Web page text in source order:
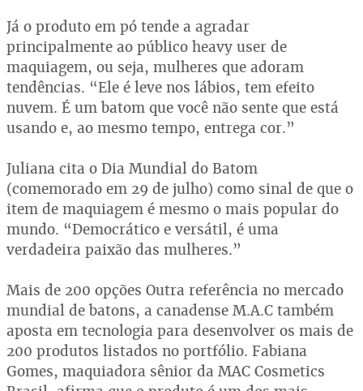
Já o produto em pó tende a agradar
principalmente ao público heavy user de
maquiagem, ou seja, mulheres que adoram
tendências. “Ele é leve nos lábios, tem efeito
nuvem. É um batom que você não sente que está
usando e, ao mesmo tempo, entrega cor.”
Juliana cita o Dia Mundial do Batom
(comemorado em 29 de julho) como sinal de que o
item de maquiagem é mesmo o mais popular do
mundo. “Democrático e versátil, é uma
verdadeira paixão das mulheres.”
Mais de 200 opções Outra referência no mercado
mundial de batons, a canadense M.A.C também
aposta em tecnologia para desenvolver os mais de
200 produtos listados no portfólio. Fabiana
Gomes, maquiadora sênior da MAC Cosmetics